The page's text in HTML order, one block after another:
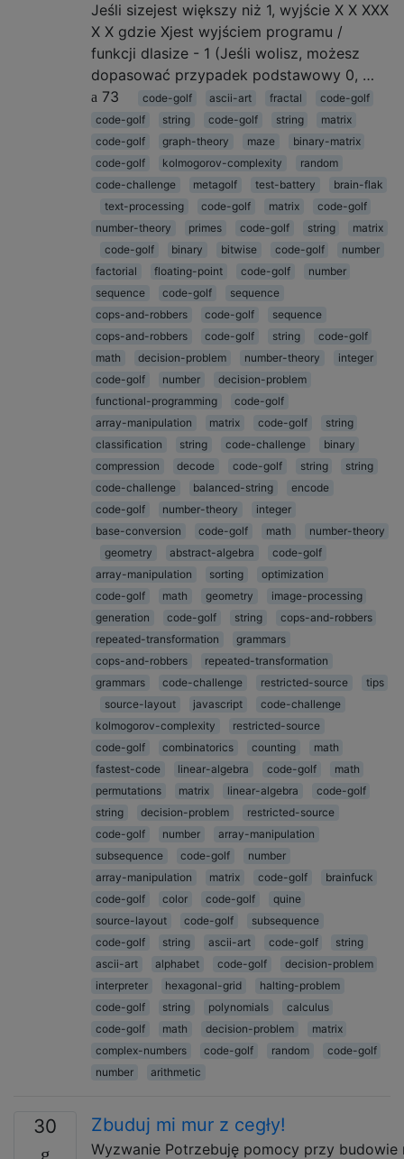
Jeśli sizejest większy niż 1, wyjście X X XXX
X X gdzie Xjest wyjściem programu /
funkcji dlasize - 1 (Jeśli wolisz, możesz
dopasować przypadek podstawowy 0, …
73
code-golf ascii-art fractal
code-golf
code-golf
string code-golf string
matrix
code-golf
graph-theory maze
binary-matrix
code-golf
kolmogorov-complexity
random
code-challenge
metagolf test-battery
brain-flak
text-processing
code-golf matrix
code-golf
number-theory
primes code-golf string
matrix
code-golf
binary bitwise code-golf
number
factorial
floating-point code-golf
number
sequence
code-golf
sequence
cops-and-robbers
code-golf
sequence
cops-and-robbers
code-golf string
code-golf
math
decision-problem number-theory
integer
code-golf
number
decision-problem
functional-programming
code-golf
array-manipulation
matrix code-golf
string
classification
string code-challenge
binary
compression
decode code-golf string
string
code-challenge
balanced-string
encode
code-golf
number-theory
integer
base-conversion
code-golf math
number-theory
geometry
abstract-algebra
code-golf
array-manipulation
sorting
optimization
code-golf
math geometry
image-processing
generation
code-golf string
cops-and-robbers
repeated-transformation
grammars
cops-and-robbers
repeated-transformation
grammars
code-challenge restricted-source
tips
source-layout
javascript
code-challenge
kolmogorov-complexity
restricted-source
code-golf
combinatorics counting
math
fastest-code
linear-algebra code-golf
math
permutations
matrix linear-algebra
code-golf
string
decision-problem
restricted-source
code-golf
number
array-manipulation
subsequence
code-golf
number
array-manipulation
matrix code-golf
brainfuck
code-golf
color code-golf
quine
source-layout
code-golf
subsequence
code-golf
string ascii-art code-golf
string
ascii-art
alphabet code-golf
decision-problem
interpreter
hexagonal-grid
halting-problem
code-golf
string polynomials
calculus
code-golf
math decision-problem
matrix
complex-numbers
code-golf random
code-golf
number
arithmetic
30 Zbuduj mi mur z cegły!
Wyzwanie Potrzebuję pomocy przy budowie